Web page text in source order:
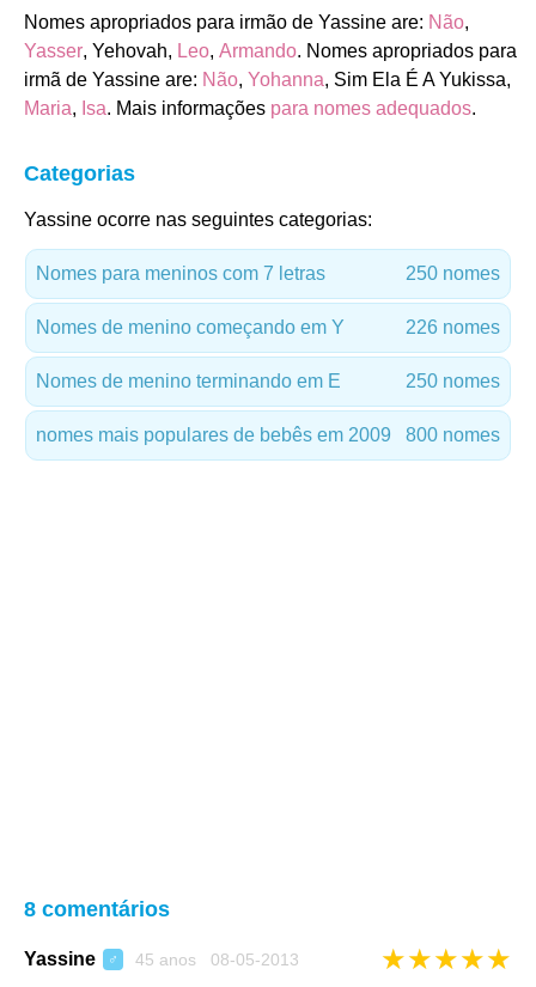
Nomes apropriados para irmão de Yassine are: Não,
Yasser, Yehovah, Leo, Armando. Nomes apropriados para
irmã de Yassine are: Não, Yohanna, Sim Ela É A Yukissa,
Maria, Isa. Mais informações para nomes adequados.
Categorias
Yassine ocorre nas seguintes categorias:
Nomes para meninos com 7 letras 250 nomes
Nomes de menino começando em Y 226 nomes
Nomes de menino terminando em E 250 nomes
nomes mais populares de bebês em 2009 800 nomes
8 comentários
Yassine ♂ 45 anos 08-05-2013 ★★★★★